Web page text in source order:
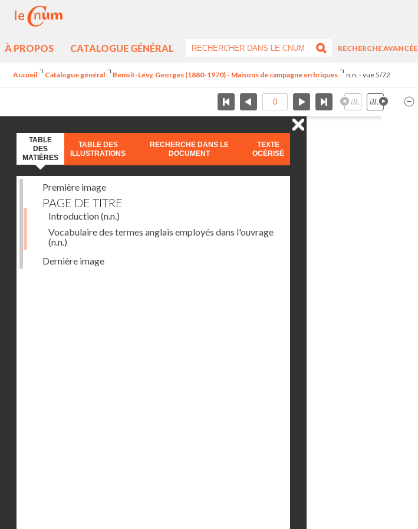
À PROPOS CATALOGUE GÉNÉRAL
RECHERCHE AVANCÉE
Accueil Catalogue général Benoit-Lévy, Georges (1880-1970) - Maisons de campagne en briques n.n. - vue 5/72
TABLE
DES
MATIÈRES
TABLE DES
ILLUSTRATIONS
RECHERCHE DANS LE
DOCUMENT
TEXTE
OCÉRISÉ
Première image
PAGE DE TITRE
Introduction(n.n.)
Vocabulaire des termes anglais employés dans l'ouvrage
(n.n.)
Dernière image